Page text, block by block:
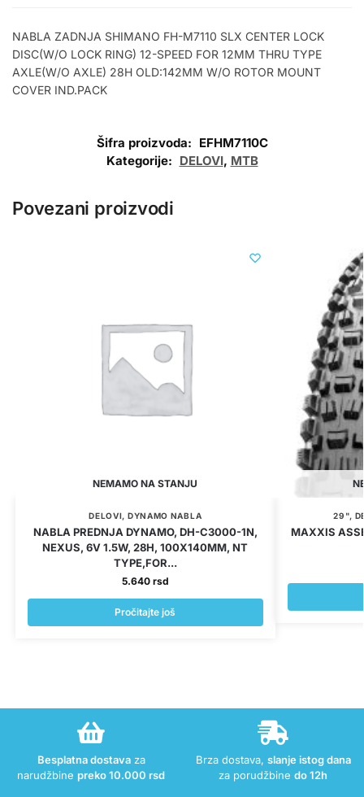
NABLA ZADNJA SHIMANO FH-M7110 SLX CENTER LOCK
DISC(W/O LOCK RING) 12-SPEED FOR 12MM THRU TYPE
AXLE(W/O AXLE) 28H OLD:142MM W/O ROTOR MOUNT
COVER IND.PACK
Šifra proizvoda: EFHM7110C
Kategorije: DELOVI, MTB
Povezani proizvodi
NEMAMO NA STANJU
DELOVI, DYNAMO NABLA
NABLA PREDNJA DYNAMO, DH-C3000-1N,
NEXUS, 6V 1.5W, 28H, 100X140MM, NT
TYPE,FOR...
5.640 rsd
Pročitajte još
29",
MAXXIS
Besplatna dostavaza
narudžbine preko 10.000 rsd
Brza dostava, slanje istog dana
za porudžbine do 12h